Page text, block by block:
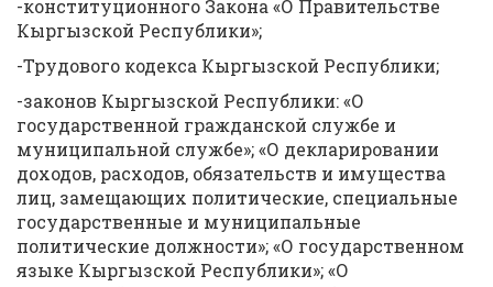
-конституционного Закона «О Правительстве
Кыргызской Республики»;
-Трудового кодекса Кыргызской Республики;
-законов Кыргызской Республики: «О
государственной гражданской службе и
муниципальной службе»; «О декларировании
доходов, расходов, обязательств и имущества
лиц, замещающих политические, специальные
государственные и муниципальные
политические должности»; «О государственном
языке Кыргызской Республики»; «О